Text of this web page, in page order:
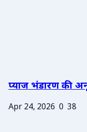
प्याज भंडारण की
Apr 24, 2026 0 38